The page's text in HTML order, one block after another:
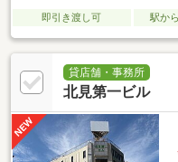
即引き渡し可 駅か
貸店舗・事務所
北見第一ビル